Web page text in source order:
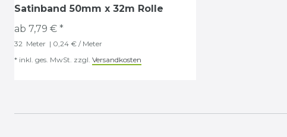
Satinband 50mm x 32m Rolle
ab 7,79 € *
32 Meter | 0,24 € / Meter
* inkl. ges. MwSt. zzgl. Versandkosten